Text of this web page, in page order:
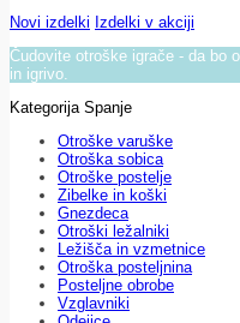
Novi izdelki Izdelki v akciji
Čudovite otroške igrače - da bo
in igrivo.
Kategorija Spanje
Otroške varuške
Otroška sobica
Otroške postelje
Zibelke in koški
Gnezdeca
Otroški ležalniki
Ležišča in vzmetnice
Otroška posteljnina
Posteljne obrobe
Vzglavniki